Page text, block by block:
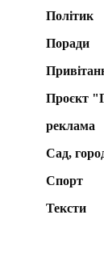
Політик
Поради
Проєкт
реклама
Сад,
Спорт
Тексти